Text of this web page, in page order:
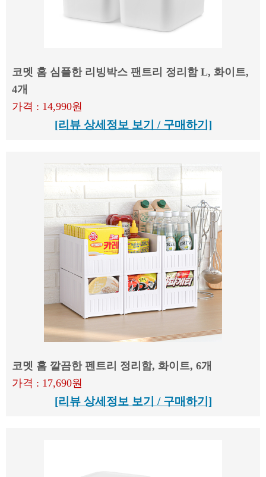
코멧 홈 심플한 리빙박스 팬트리 정리함 L, 화이트,
4개
가격 : 14,990원
[리뷰 상세정보 보기 / 구매하기]
코멧 홈 깔끔한 펜트리 정리함, 화이트, 6개
가격 : 17,690원
[리뷰 상세정보 보기 / 구매하기]